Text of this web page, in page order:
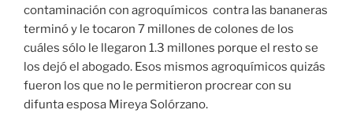
contaminación con agroquímicos contra las bananeras
terminó y le tocaron 7 millones de colones de los
cuáles sólo le llegaron 1.3 millones porque el resto se
los dejó el abogado. Esos mismos agroquímicos quizás
fueron los que no le permitieron procrear con su
difunta esposa Mireya Solórzano.